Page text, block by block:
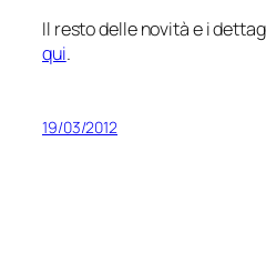
Il resto delle novità e i
qui.
19/03/2012